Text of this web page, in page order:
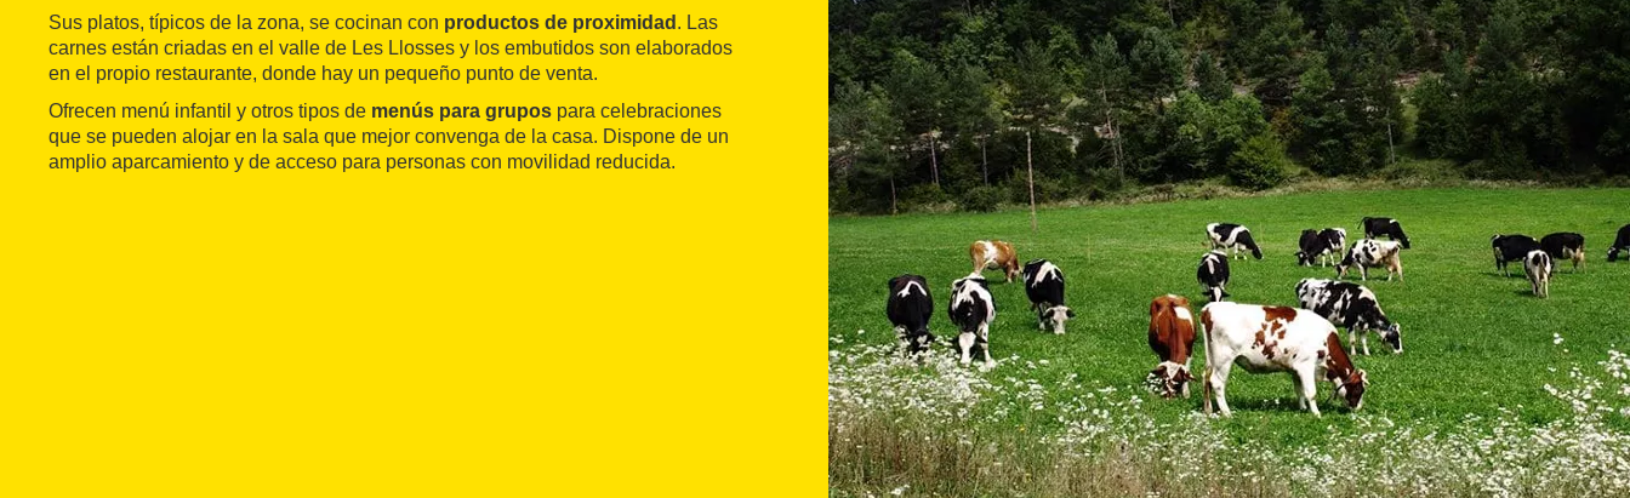
Sus platos, típicos de la zona, se cocinan con productos de proximidad . Las
carnes están criadas en el valle de Les Llosses y los embutidos son elaborados
en el propio restaurante, donde hay un pequeño punto de venta.
Ofrecen menú infantil y otros tipos de menús para grupos para celebraciones
que se pueden alojar en la sala que mejor convenga de la casa. Dispone de un
amplio aparcamiento y de acceso para personas con movilidad reducida.